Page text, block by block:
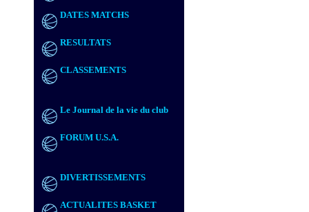
DATES MATCHS
RESULTATS
CLASSEMENTS
Le Journal de la vie du club
FORUM U.S.A.
DIVERTISSEMENTS
ACTUALITES BASKET